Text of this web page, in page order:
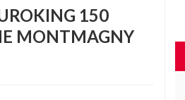
150
MONTMAGNY